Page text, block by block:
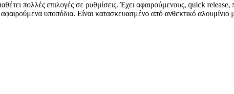
πολλές επιλογές σε ρυθμίσεις. Έχει αφαιρούμενους, quick
υποπόδια. Είναι κατασκευασμένο από ανθεκτικό αλουμίνιο